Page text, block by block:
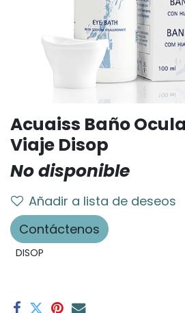
Acuaiss Baño
Viaje Disop
No disponible
Añadir a lista de deseos
Contáctenos
DISOP